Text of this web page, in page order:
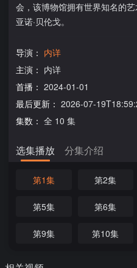
会，该博物馆拥有世界知名的
亚诺·贝伦戈。
导演： 内详
主演： 内详
首播： 2024-01-01
最后更新： 2026-07-
集数： 全 10 集
选集播放 分集介绍
第1集 第2集
第5集 第6集
第9集 第10集